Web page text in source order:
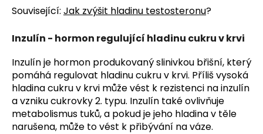
Související: Jak zvýšit hladinu testosteronu?
Inzulín - hormon regulující hladinu cukru v krvi
Inzulín je hormon produkovaný slinivkou břišní, který
pomáhá regulovat hladinu cukru v krvi. Příliš vysoká
hladina cukru v krvi může vést k rezistenci na inzulín
a vzniku cukrovky 2. typu. Inzulín také ovlivňuje
metabolismus tuků, a pokud je jeho hladina v těle
narušena, může to vést k přibývání na váze.